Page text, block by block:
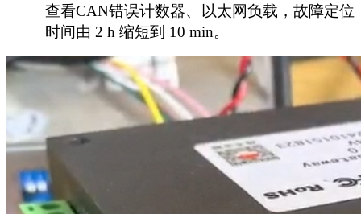
查看CAN错误计数器、以太网负载，故障定位
时间由 2 h 缩短到 10 min。